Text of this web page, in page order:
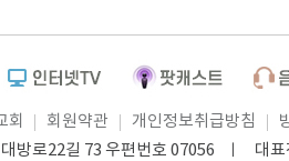
회 회원약관 개인정보취급방침
대방로22길 73 우편번호 07056 ㅣ 대